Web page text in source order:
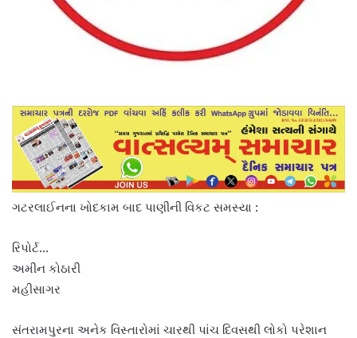
ગટરલાઈનના ખોદકામ બાદ પાણીની વિકટ સમસ્યા :
રિપોર્ટ…
અમીન કોઠારી
મહીસાગર
સંતરામપુરના અનેક વિસ્તારોમાં ચારથી પાંચ દિવસથી લોકો પરેશાન